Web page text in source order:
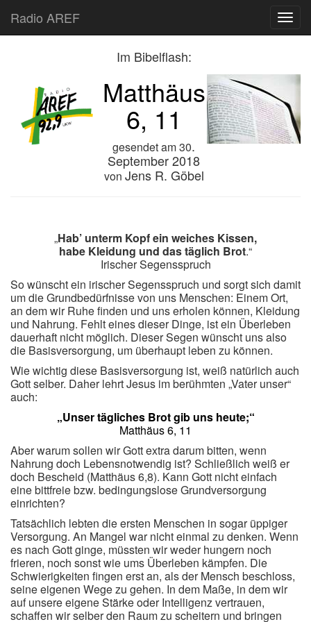
Radio AREF
Im Bibelflash:
Matthäus
6, 11
gesendet am30.
September 2018
vonJens R. Göbel
„Hab’ unterm Kopf ein weiches Kissen,
habe Kleidung und das täglich Brot.“
Irischer Segensspruch
So wünscht ein irischer Segensspruch und sorgt sich damit
um die Grundbedürfnisse von uns Menschen: Einem Ort,
an dem wir Ruhe finden und uns erholen können, Kleidung
und Nahrung. Fehlt eines dieser Dinge, ist ein Überleben
dauerhaft nicht möglich. Dieser Segen wünscht uns also
die Basisversorgung, um überhaupt leben zu können.
Wie wichtig diese Basisversorgung ist, weiß natürlich auch
Gott selber. Daher lehrt Jesus im berühmten „Vater unser“
auch:
„Unser tägliches Brot gib uns heute;“
Matthäus 6, 11
Aber warum sollen wir Gott extra darum bitten, wenn
Nahrung doch Lebensnotwendig ist? Schließlich weiß er
doch Bescheid (Matthäus 6,8). Kann Gott nicht einfach
eine bittfreie bzw. bedingungslose Grundversorgung
einrichten?
Tatsächlich lebten die ersten Menschen in sogar üppiger
Versorgung. An Mangel war nicht einmal zu denken. Wenn
es nach Gott ginge, müssten wir weder hungern noch
frieren, noch sonst wie ums Überleben kämpfen. Die
Schwierigkeiten fingen erst an, als der Mensch beschloss,
seine eigenen Wege zu gehen. In dem Maße, in dem wir
auf unsere eigene Stärke oder Intelligenz vertrauen,
schaffen wir selber den Raum zu scheitern und bringen